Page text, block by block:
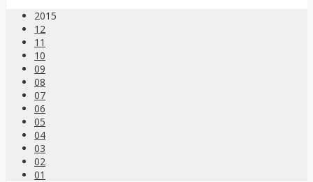
2015
12
11
10
09
08
07
06
05
04
03
02
01